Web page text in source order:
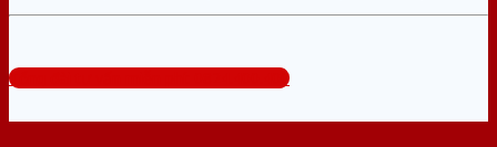
Tổng đài tư vấn miễn phí: 0824.400.400